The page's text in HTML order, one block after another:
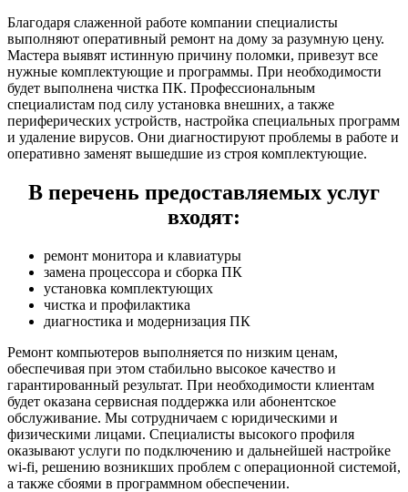
Благодаря слаженной работе компании специалисты
выполняют оперативный ремонт на дому за разумную цену.
Мастера выявят истинную причину поломки, привезут все
нужные комплектующие и программы. При необходимости
будет выполнена чистка ПК. Профессиональным
специалистам под силу установка внешних, а также
периферических устройств, настройка специальных программ
и удаление вирусов. Они диагностируют проблемы в работе и
оперативно заменят вышедшие из строя комплектующие.
В перечень предоставляемых услуг
входят:
ремонт монитора и клавиатуры
замена процессора и сборка ПК
установка комплектующих
чистка и профилактика
диагностика и модернизация ПК
Ремонт компьютеров выполняется по низким ценам,
обеспечивая при этом стабильно высокое качество и
гарантированный результат. При необходимости клиентам
будет оказана сервисная поддержка или абонентское
обслуживание. Мы сотрудничаем с юридическими и
физическими лицами. Специалисты высокого профиля
оказывают услуги по подключению и дальнейшей настройке
wi-fi, решению возникших проблем с операционной системой,
а также сбоями в программном обеспечении.